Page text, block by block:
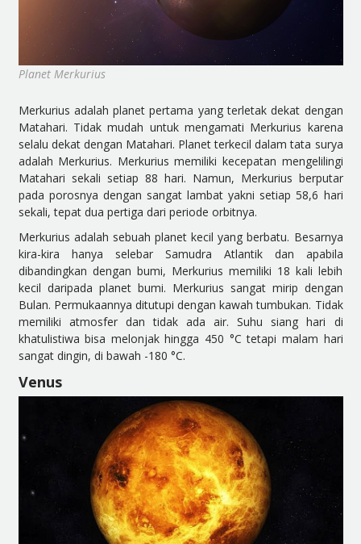
Planet Merkurius
Merkurius adalah planet pertama yang terletak dekat dengan
Matahari. Tidak mudah untuk mengamati Merkurius karena
selalu dekat dengan Matahari. Planet terkecil dalam tata surya
adalah Merkurius. Merkurius memiliki kecepatan mengelilingi
Matahari sekali setiap 88 hari. Namun, Merkurius berputar
pada porosnya dengan sangat lambat yakni setiap 58,6 hari
sekali, tepat dua pertiga dari periode orbitnya.
Merkurius adalah sebuah planet kecil yang berbatu. Besarnya
kira-kira hanya selebar Samudra Atlantik dan apabila
dibandingkan dengan bumi, Merkurius memiliki 18 kali lebih
kecil daripada planet bumi. Merkurius sangat mirip dengan
Bulan. Permukaannya ditutupi dengan kawah tumbukan. Tidak
memiliki atmosfer dan tidak ada air. Suhu siang hari di
khatulistiwa bisa melonjak hingga 450 °C tetapi malam hari
sangat dingin, di bawah -180 °C.
Venus